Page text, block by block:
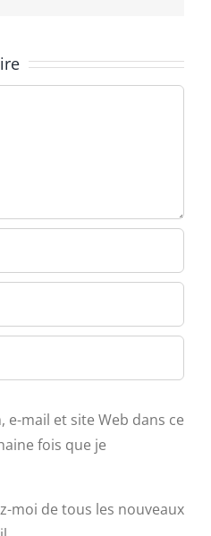
mail et site Web dans ce
fois que je
moi de tous les nouveaux